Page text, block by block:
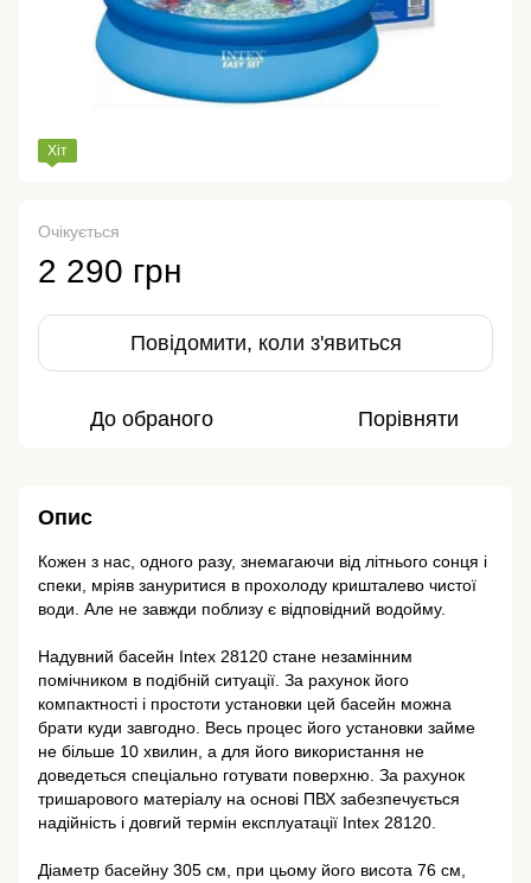
Хіт
Очікується
2 290 грн
Повідомити, коли з'явиться
До обраного Порівняти
Опис
Кожен з нас, одного разу, знемагаючи від літнього сонця і
спеки, мріяв зануритися в прохолоду кришталево чистої
води. Але не завжди поблизу є відповідний водойму.
Надувний басейн Intex 28120 стане незамінним
помічником в подібній ситуації. За рахунок його
компактності і простоти установки цей басейн можна
брати куди завгодно. Весь процес його установки займе
не більше 10 хвилин, а для його використання не
доведеться спеціально готувати поверхню. За рахунок
тришарового матеріалу на основі ПВХ забезпечується
надійність і довгий термін експлуатації Intex 28120.
Діаметр басейну 305 см, при цьому його висота 76 см,